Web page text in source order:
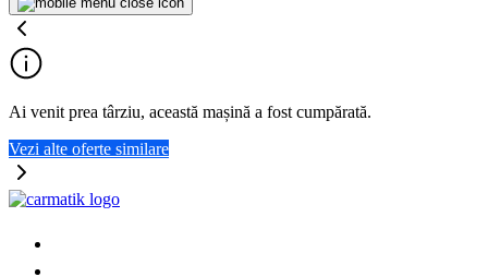
Ai venit prea târziu, această mașină a fost cumpărată.
Vezi alte oferte similare